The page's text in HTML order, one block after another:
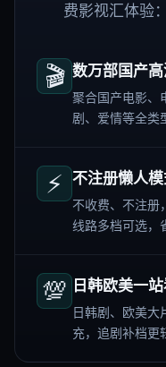
费影视汇体验
🎬 数万部国产
聚合国产电影、
剧、爱情等全类
⚡ 不注册懒人
不收费、不注册
线路多档可选，
💯 日韩欧美一
日韩剧、欧美大
充，追剧补档更